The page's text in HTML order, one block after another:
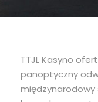
TTJL Kasyno
panoptyczny
międzynarodowy